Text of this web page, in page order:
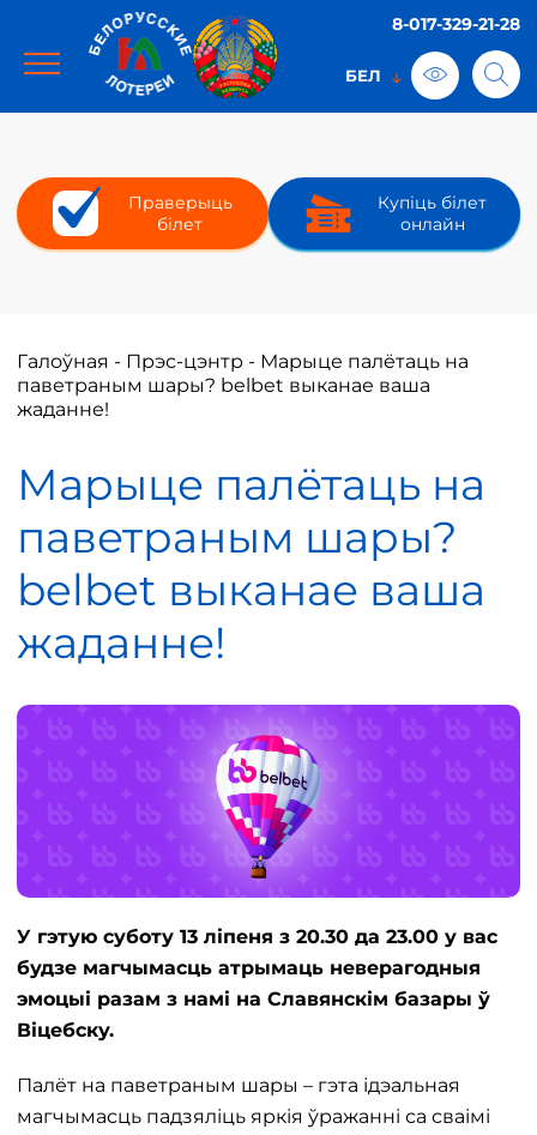
8-017-329-21-28
Праверыць
білет
Купіць білет
онлайн
Галоўная - Прэс-цэнтр - Марыце палётаць на
паветраным шары? belbet выканае ваша
жаданне!
Марыце палётаць на
паветраным шары?
belbet выканае ваша
жаданне!
У гэтую суботу 13 ліпеня з 20.30 да 23.00 у вас
будзе магчымасць атрымаць неверагодныя
эмоцыі разам з намі на Славянскім базары ў
Віцебску.
Палёт на паветраным шары – гэта ідэальная
магчымасць падзяліць яркія ўражанні са сваімі